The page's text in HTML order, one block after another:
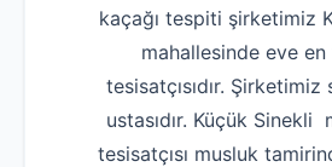
kaçağı tespiti şirketimiz
mahallesinde eve en
tesisatçısıdır. Şirketimiz
ustasıdır. Küçük Sinekli
tesisatçısı musluk